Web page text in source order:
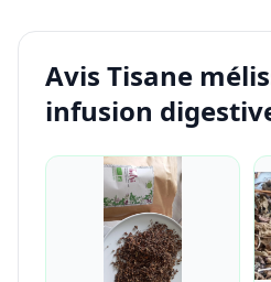
Avis Tisane
infusion